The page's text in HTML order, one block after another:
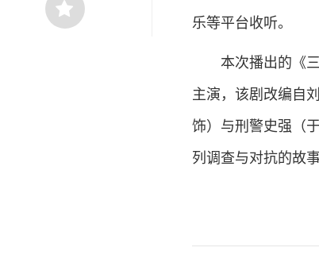
乐等平台收听。
本次播出的《三
主演，该剧改编自
饰）与刑警史强（
列调查与对抗的故事